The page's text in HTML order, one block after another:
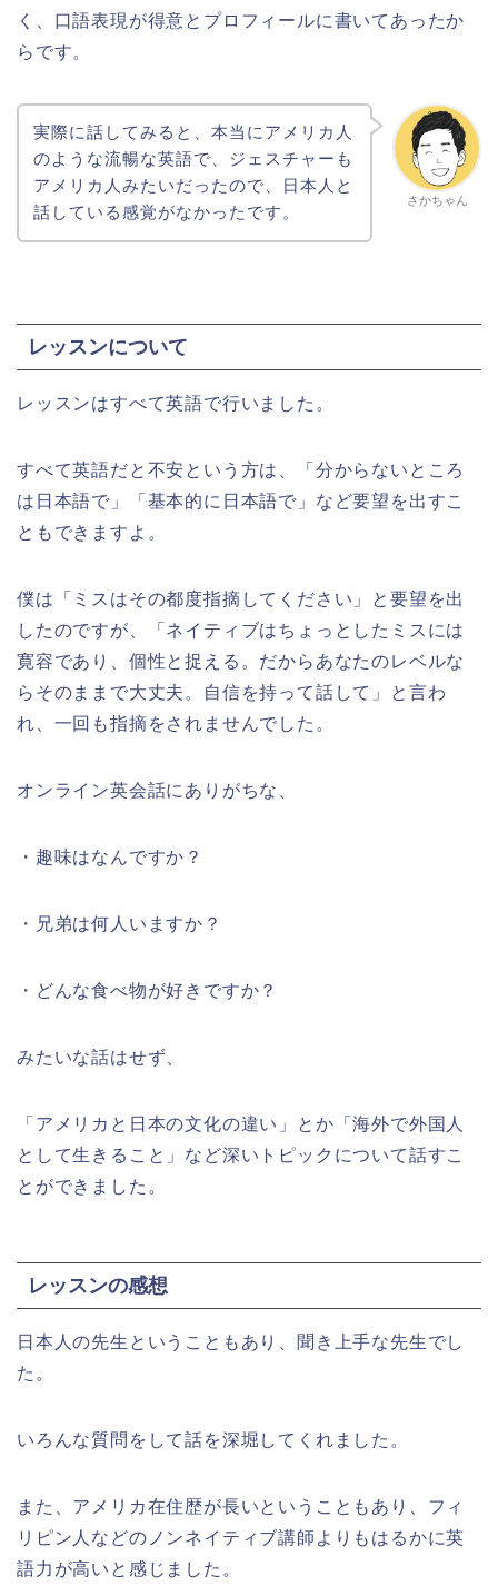
く、口語表現が得意とプロフィールに書いてあったか
らです。
さかちゃん
実際に話してみると、本当にアメリカ人
のような流暢な英語で、ジェスチャーも
アメリカ人みたいだったので、日本人と
話している感覚がなかったです。
レッスンについて
レッスンはすべて英語で行いました。
すべて英語だと不安という方は、「分からないところ
は日本語で」「基本的に日本語で」など要望を出すこ
ともできますよ。
僕は「ミスはその都度指摘してください」と要望を出
したのですが、「ネイティブはちょっとしたミスには
寛容であり、個性と捉える。だからあなたのレベルな
らそのままで大丈夫。自信を持って話して」と言わ
れ、一回も指摘をされませんでした。
オンライン英会話にありがちな、
・趣味はなんですか？
・兄弟は何人いますか？
・どんな食べ物が好きですか？
みたいな話はせず、
「アメリカと日本の文化の違い」とか「海外で外国人
として生きること」など深いトピックについて話すこ
とができました。
レッスンの感想
日本人の先生ということもあり、聞き上手な先生でし
た。
いろんな質問をして話を深堀してくれました。
また、アメリカ在住歴が長いということもあり、フィ
リピン人などのノンネイティブ講師よりもはるかに英
語力が高いと感じました。